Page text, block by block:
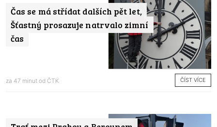
Čas se má střídat dalších pět let,
Šťastný prosazuje natrvalo zimní
čas
za 47 minut od ČTK ČÍST VÍCE